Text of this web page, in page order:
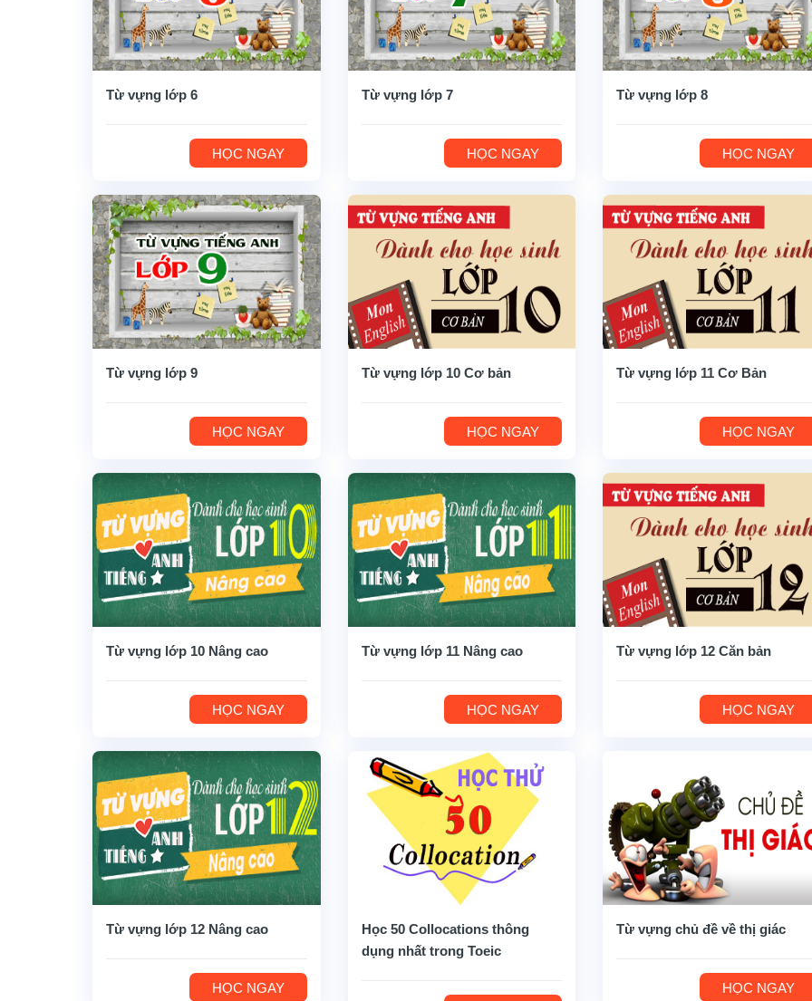
Từ vựng lớp 6
HỌC NGAY
Từ vựng lớp 7
HỌC NGAY
Từ vựng lớp 8
HỌC NGAY
Từ vựng lớp 9
HỌC NGAY
Từ vựng lớp 10 Cơ bản
HỌC NGAY
Từ vựng lớp 11 Cơ Bản
HỌC NGAY
Từ vựng lớp 10 Nâng cao
HỌC NGAY
Từ vựng lớp 11 Nâng cao
HỌC NGAY
Từ vựng lớp 12 Căn bản
HỌC NGAY
Từ vựng lớp 12 Nâng cao
HỌC NGAY
Học 50 Collocations thông
dụng nhất trong Toeic
Từ vựng chủ đề về thị giác
HỌC NGAY